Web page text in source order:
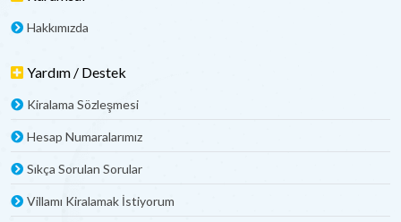
Hakkımızda
Yardım / Destek
Kiralama Sözleşmesi
Hesap Numaralarımız
Sıkça Sorulan Sorular
Villamı Kiralamak İstiyorum